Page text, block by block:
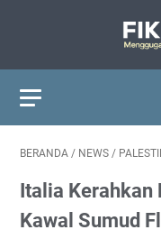
BERANDA / NEWS /
Italia Kerahkan
Kawal Sumud